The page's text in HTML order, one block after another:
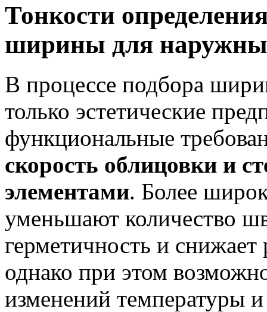
Тонкости
ширины для
В процессе подбора
только эстетические
функциональные
скорость облицовки и
элементами. Более
уменьшают количество
герметичность и
однако при этом
изменений температуры